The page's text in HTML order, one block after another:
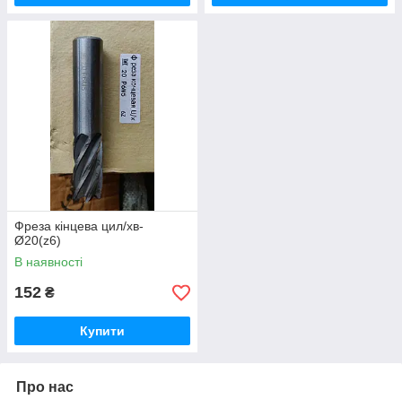
Фреза кінцева цил/хв-
Ø20(z6)
В наявності
152 ₴
Купити
Про нас